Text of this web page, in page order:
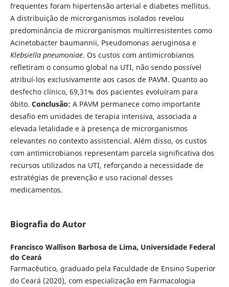
frequentes foram hipertensão arterial e diabetes mellitus.
A distribuição de microrganismos isolados revelou
predominância de microrganismos multirresistentes como
Acinetobacter baumannii, Pseudomonas aeruginosa e
Klebsiella pneumoniae. Os custos com antimicrobianos
refletiram o consumo global na UTI, não sendo possível
atribuí-los exclusivamente aos casos de PAVM. Quanto ao
desfecho clínico, 69,31% dos pacientes evoluíram para
óbito. Conclusão: A PAVM permanece como importante
desafio em unidades de terapia intensiva, associada a
elevada letalidade e à presença de microrganismos
relevantes no contexto assistencial. Além disso, os custos
com antimicrobianos representam parcela significativa dos
recursos utilizados na UTI, reforçando a necessidade de
estratégias de prevenção e uso racional desses
medicamentos.
Biografia do Autor
Francisco Wallison Barbosa de Lima, Universidade Federal
do Ceará
Farmacêutico, graduado pela Faculdade de Ensino Superior
do Ceará (2020), com especialização em Farmacologia